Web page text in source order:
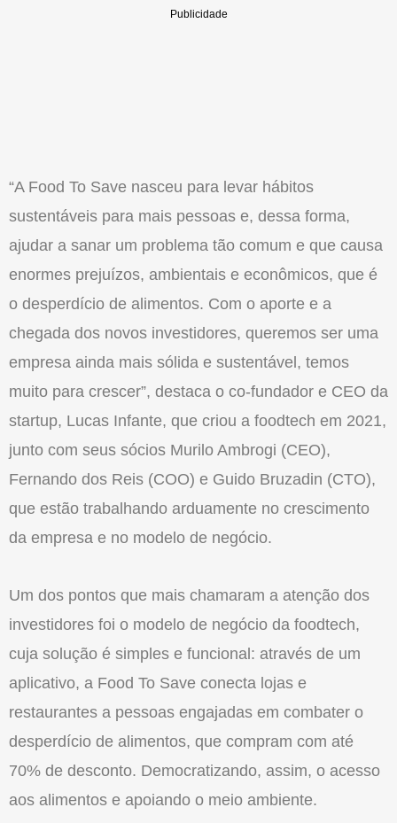
“A Food To Save nasceu para levar hábitos
sustentáveis para mais pessoas e, dessa forma,
ajudar a sanar um problema tão comum e que causa
enormes prejuízos, ambientais e econômicos, que é
o desperdício de alimentos. Com o aporte e a
chegada dos novos investidores, queremos ser uma
empresa ainda mais sólida e sustentável, temos
muito para crescer”, destaca o co-fundador e CEO da
startup, Lucas Infante, que criou a foodtech em 2021,
junto com seus sócios Murilo Ambrogi (CEO),
Fernando dos Reis (COO) e Guido Bruzadin (CTO),
que estão trabalhando arduamente no crescimento
da empresa e no modelo de negócio.
Um dos pontos que mais chamaram a atenção dos
investidores foi o modelo de negócio da foodtech,
cuja solução é simples e funcional: através de um
aplicativo, a Food To Save conecta lojas e
restaurantes a pessoas engajadas em combater o
desperdício de alimentos, que compram com até
70% de desconto. Democratizando, assim, o acesso
aos alimentos e apoiando o meio ambiente.